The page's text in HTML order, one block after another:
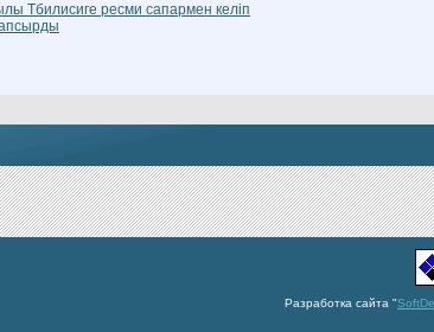
Тбилисиге ресми сапармен келіп
Разработка сайта "